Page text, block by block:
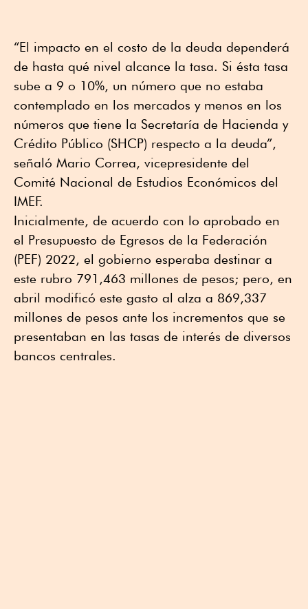
“El impacto en el costo de la deuda dependerá
de hasta qué nivel alcance la tasa. Si ésta tasa
sube a 9 o 10%, un número que no estaba
contemplado en los mercados y menos en los
números que tiene la Secretaría de Hacienda y
Crédito Público (SHCP) respecto a la deuda”,
señaló Mario Correa, vicepresidente del
Comité Nacional de Estudios Económicos del
IMEF.
Inicialmente, de acuerdo con lo aprobado en
el Presupuesto de Egresos de la Federación
(PEF) 2022, el gobierno esperaba destinar a
este rubro 791,463 millones de pesos; pero, en
abril modificó este gasto al alza a 869,337
millones de pesos ante los incrementos que se
presentaban en las tasas de interés de diversos
bancos centrales.